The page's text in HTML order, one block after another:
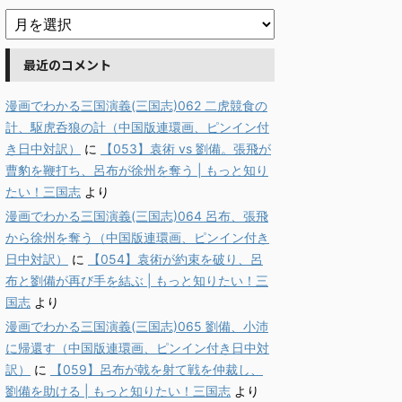
最近のコメント
漫画でわかる三国演義(三国志)062 二虎競食の
計、駆虎呑狼の計（中国版連環画、ピンイン付
き日中対訳）
に
【053】袁術 vs 劉備。張飛が
曹豹を鞭打ち、呂布が徐州を奪う | もっと知り
たい！三国志 より
漫画でわかる三国演義(三国志)064 呂布、張飛
から徐州を奪う（中国版連環画、ピンイン付き
日中対訳）
に
【054】袁術が約束を破り、呂
布と劉備が再び手を結ぶ | もっと知りたい！三
国志 より
漫画でわかる三国演義(三国志)065 劉備、小沛
に帰還す（中国版連環画、ピンイン付き日中対
訳）
に
【059】呂布が戟を射て戦を仲裁し、
劉備を助ける | もっと知りたい！三国志 より